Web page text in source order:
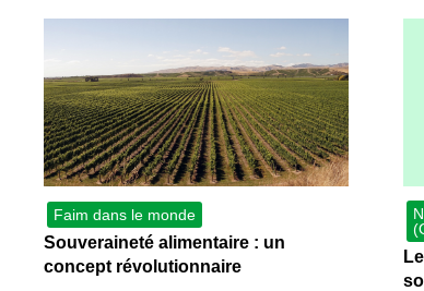
Faim dans le monde
Souveraineté alimentaire : un
concept révolutionnaire